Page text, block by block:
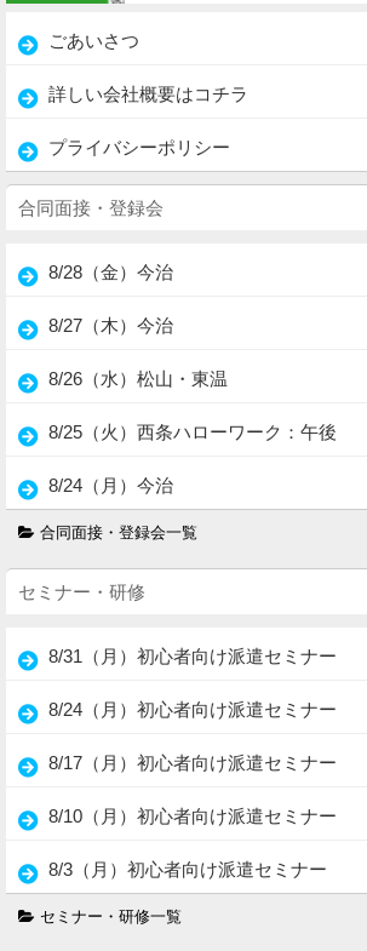
ごあいさつ
詳しい会社概要はコチラ
プライバシーポリシー
合同面接・登録会
8/28（金）今治
8/27（木）今治
8/26（水）松山・東温
8/25（火）西条ハローワーク：午後
8/24（月）今治
合同面接・登録会一覧
セミナー・研修
8/31（月）初心者向け派遣セミナー
8/24（月）初心者向け派遣セミナー
8/17（月）初心者向け派遣セミナー
8/10（月）初心者向け派遣セミナー
8/3（月）初心者向け派遣セミナー
セミナー・研修一覧